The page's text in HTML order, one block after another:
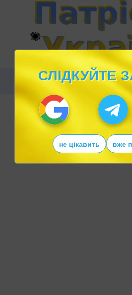
СЛІДКУЙТЕ
не цікавить вже